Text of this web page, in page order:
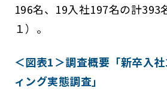
196名、19入社197名の計393
１）。
＜図表1＞調査概要「新卒入
ィング実態調査」